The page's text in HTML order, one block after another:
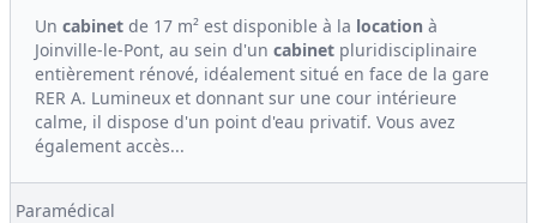
Un cabinet de 17 m² est disponible à la location à
Joinville-le-Pont, au sein d'un cabinet pluridisciplinaire
entièrement rénové, idéalement situé en face de la gare
RER A. Lumineux et donnant sur une cour intérieure
calme, il dispose d'un point d'eau privatif. Vous avez
également accès...
Paramédical